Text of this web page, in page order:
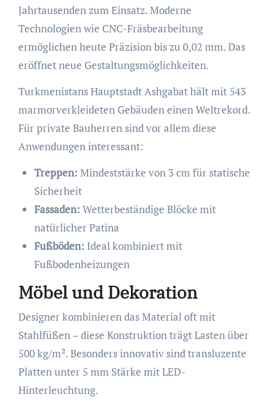
Jahrtausenden zum Einsatz. Moderne
Technologien wie CNC-Fräsbearbeitung
ermöglichen heute Präzision bis zu 0,02 mm. Das
eröffnet neue Gestaltungsmöglichkeiten.
Turkmenistans Hauptstadt Ashgabat hält mit 543
marmorverkleideten Gebäuden einen Weltrekord.
Für private Bauherren sind vor allem diese
Anwendungen interessant:
Treppen: Mindeststärke von 3 cm für statische
Sicherheit
Fassaden: Wetterbeständige Blöcke mit
natürlicher Patina
Fußböden: Ideal kombiniert mit
Fußbodenheizungen
Möbel und Dekoration
Designer kombinieren das Material oft mit
Stahlfüßen – diese Konstruktion trägt Lasten über
500 kg/m². Besonders innovativ sind transluzente
Platten unter 5 mm Stärke mit LED-
Hinterleuchtung.